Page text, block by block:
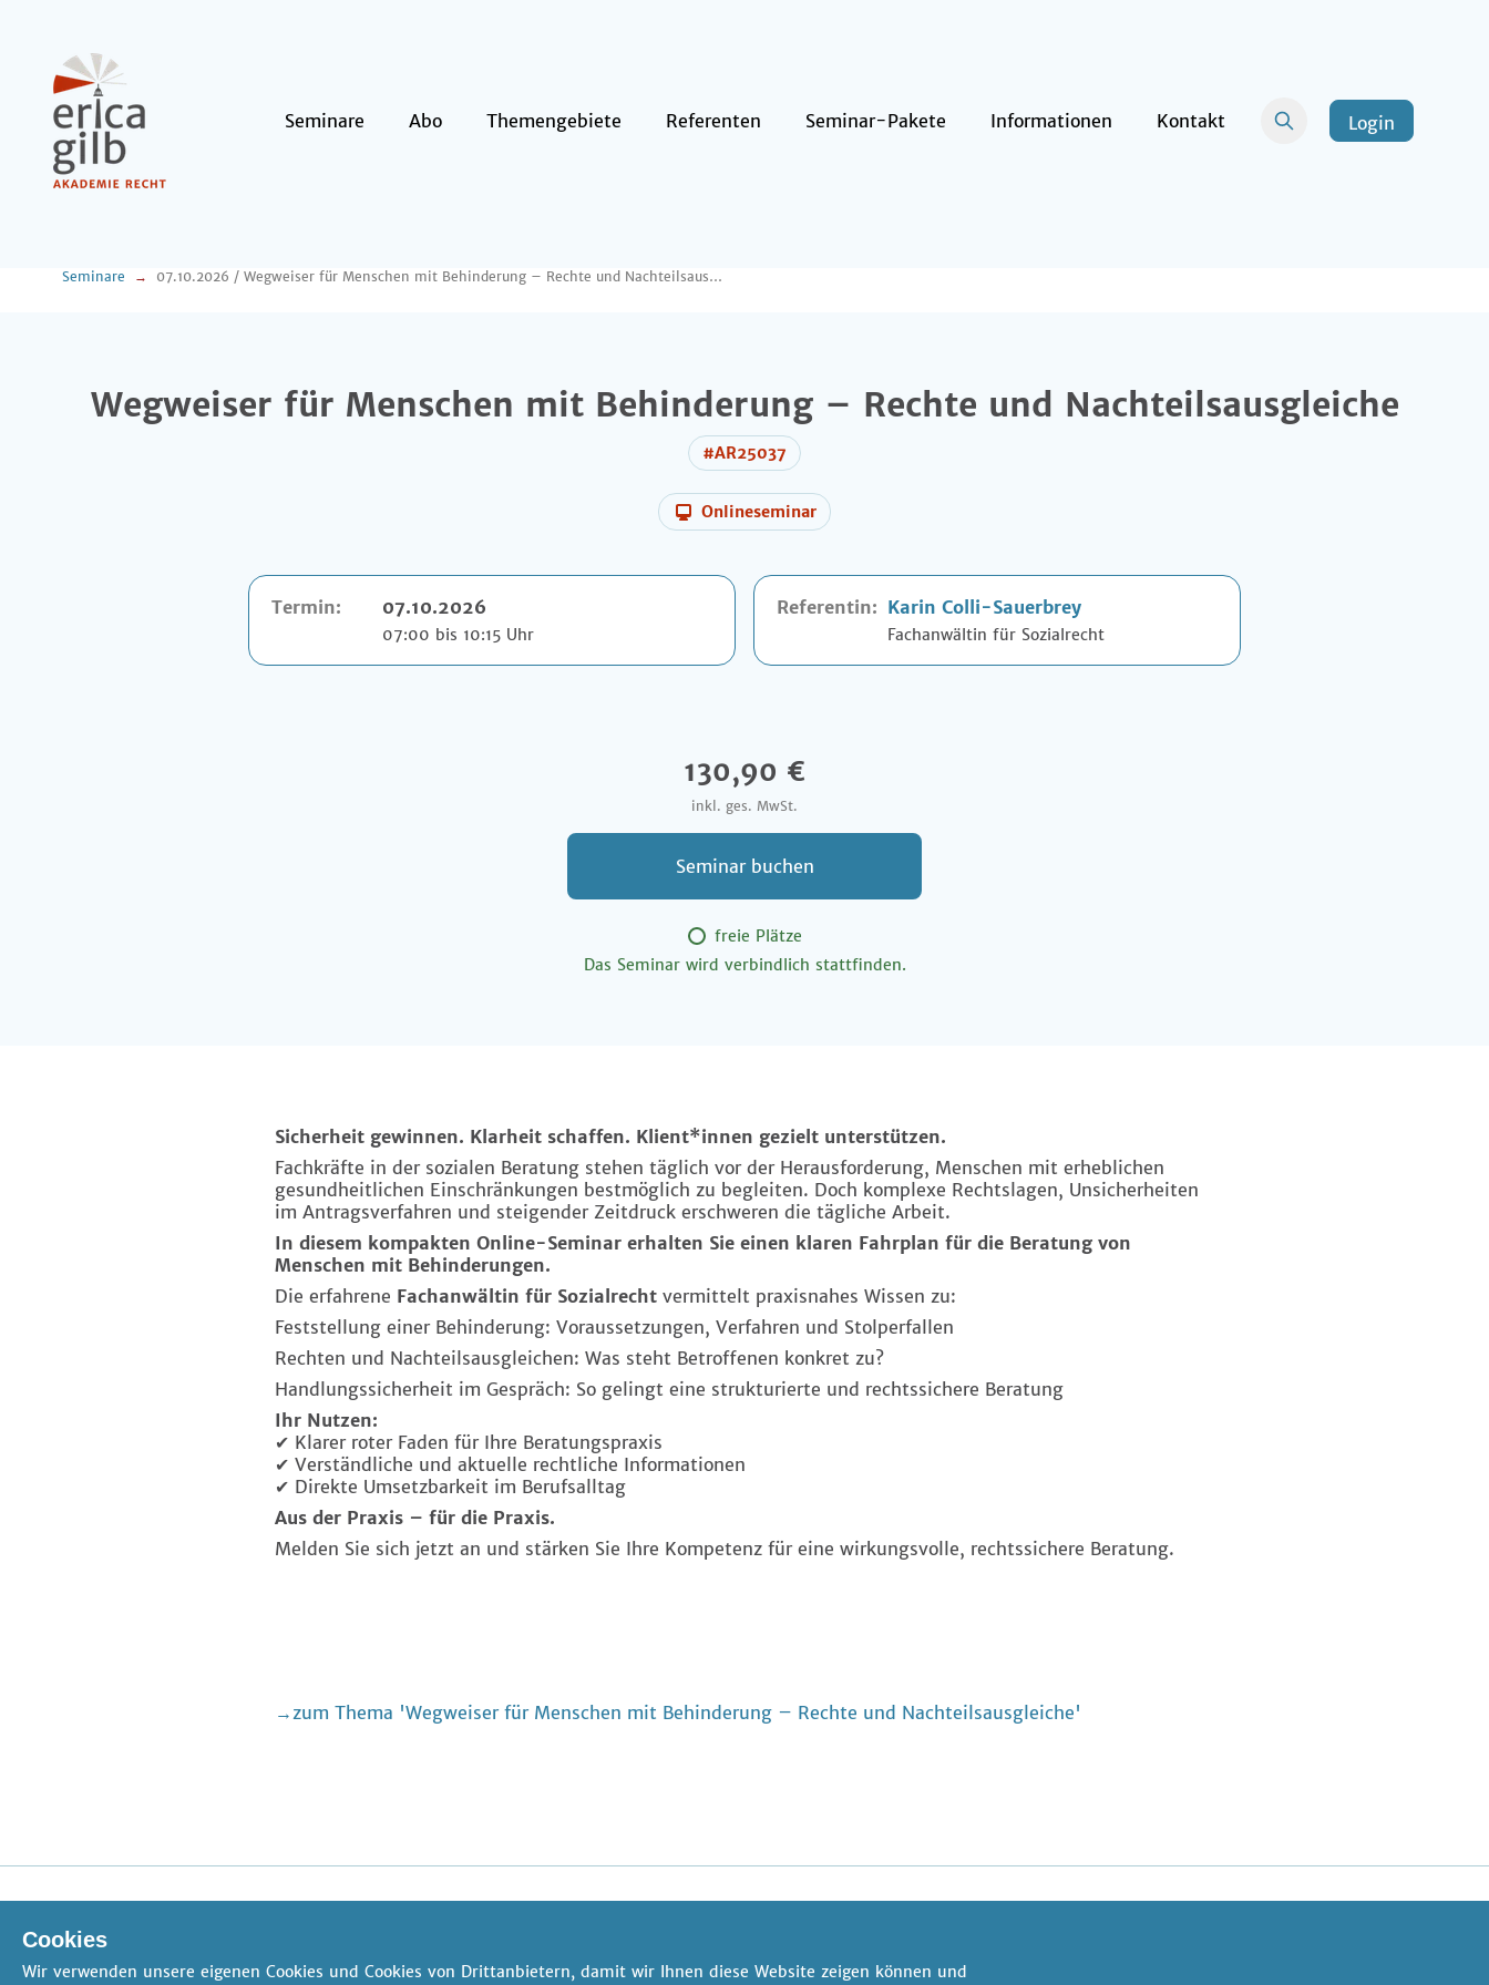
Seminare Abo Themengebiete Referenten Seminar-Pakete Informationen Kontakt Login
Seminare 07.10.2026 / Wegweiser für Menschen mit Behinderung – Rechte und Nachteilsausgleiche
Wegweiser für Menschen mit Behinderung – Rechte und Nachteilsausgleiche
#AR25037
Onlineseminar
Termin: 07.10.2026
07:00 bis 10:15 Uhr
Referentin: Karin Colli-Sauerbrey
Fachanwältin für Sozialrecht
130,90 €
inkl. ges. MwSt.
Seminar buchen
freie Plätze
Das Seminar wird verbindlich stattfinden.
Sicherheit gewinnen. Klarheit schaffen. Klient*innen gezielt unterstützen.
Fachkräfte in der sozialen Beratung stehen täglich vor der Herausforderung, Menschen mit erheblichen
gesundheitlichen Einschränkungen bestmöglich zu begleiten. Doch komplexe Rechtslagen, Unsicherheiten
im Antragsverfahren und steigender Zeitdruck erschweren die tägliche Arbeit.
In diesem kompakten Online-Seminar erhalten Sie einen klaren Fahrplan für die Beratung von
Menschen mit Behinderungen.
Die erfahrene Fachanwältin für Sozialrecht vermittelt praxisnahes Wissen zu:
Feststellung einer Behinderung: Voraussetzungen, Verfahren und Stolperfallen
Rechten und Nachteilsausgleichen: Was steht Betroffenen konkret zu?
Handlungssicherheit im Gespräch: So gelingt eine strukturierte und rechtssichere Beratung
Ihr Nutzen:
✔ Klarer roter Faden für Ihre Beratungspraxis
✔ Verständliche und aktuelle rechtliche Informationen
✔ Direkte Umsetzbarkeit im Berufsalltag
Aus der Praxis – für die Praxis.
Melden Sie sich jetzt an und stärken Sie Ihre Kompetenz für eine wirkungsvolle, rechtssichere Beratung.
zum Thema 'Wegweiser für Menschen mit Behinderung – Rechte und Nachteilsausgleiche'
AGB
Cookie-Einstellungen
Cookies
Wir verwenden unsere eigenen Cookies und Cookies von Drittanbietern, damit wir Ihnen diese Website zeigen können und